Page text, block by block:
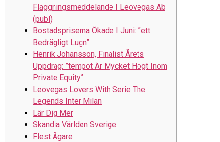
Flaggningsmeddelande I Leovegas Ab
(publ)
Bostadspriserna Ökade I Juni: ”ett
Bedrägligt Lugn”
Henrik Johansson, Finalist Årets
Uppdrag: ”tempot Är Mycket Högt Inom
Private Equity”
Leovegas Lovers With Serie The
Legends Inter Milan
Lär Dig Mer
Skandia Världen Sverige
Flest Ägare